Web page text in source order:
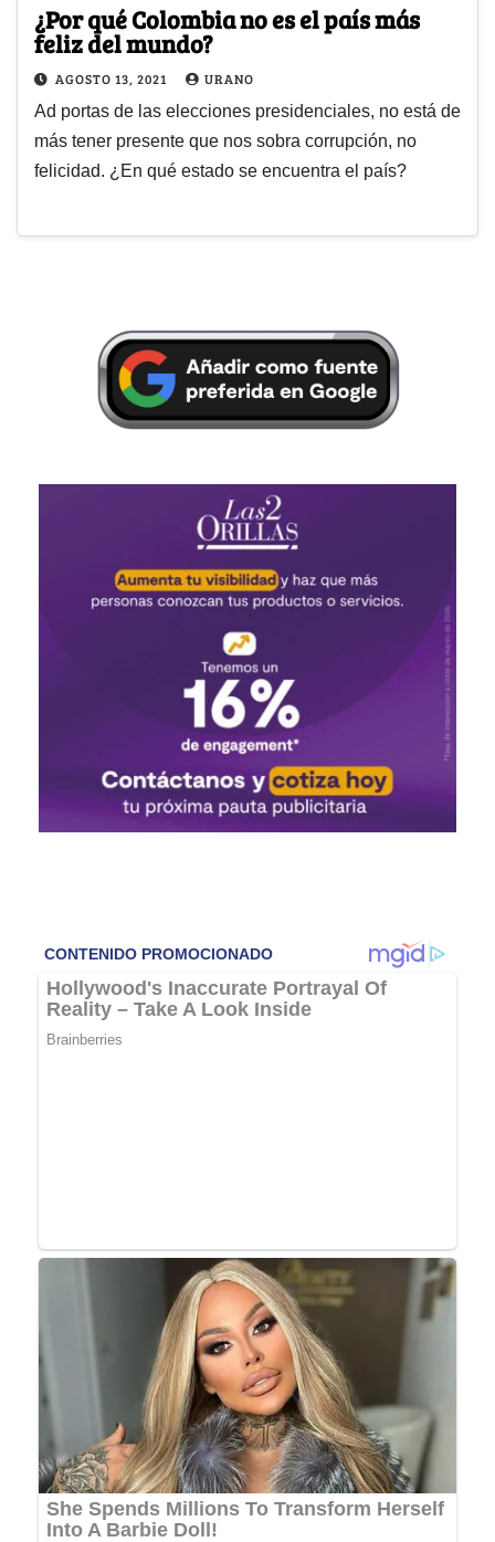
¿Por qué Colombia no es el país más
feliz del mundo?
AGOSTO 13, 2021 URANO
Ad portas de las elecciones presidenciales, no está de
más tener presente que nos sobra corrupción, no
felicidad. ¿En qué estado se encuentra el país?